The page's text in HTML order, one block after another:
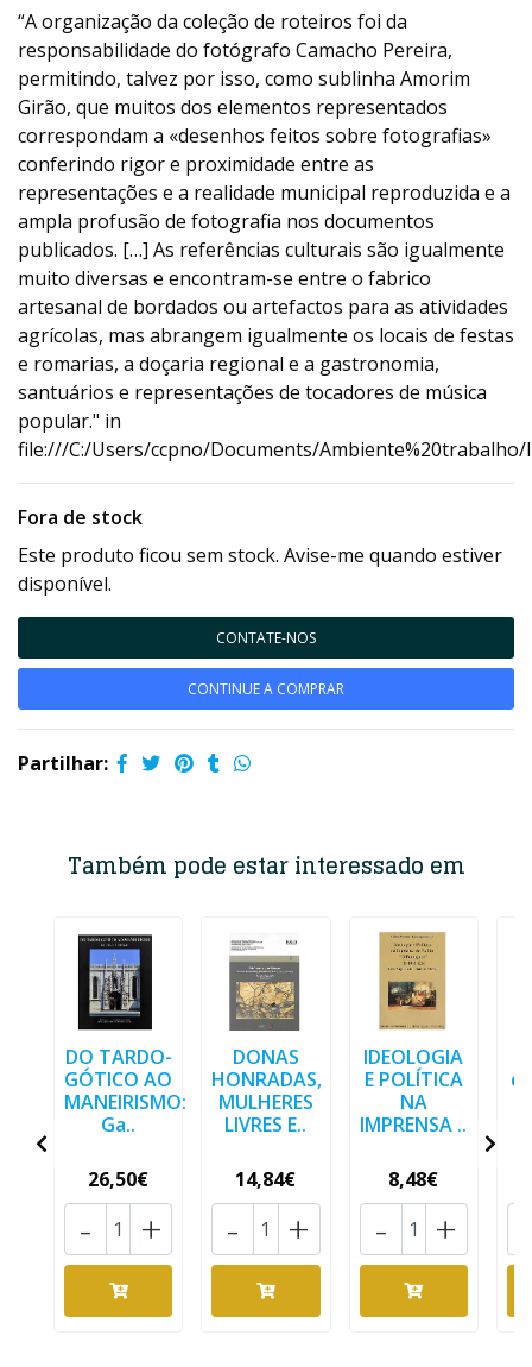
“A organização da coleção de roteiros foi da
responsabilidade do fotógrafo Camacho Pereira,
permitindo, talvez por isso, como sublinha Amorim
Girão, que muitos dos elementos representados
correspondam a «desenhos feitos sobre fotografias»
conferindo rigor e proximidade entre as
representações e a realidade municipal reproduzida e a
ampla profusão de fotografia nos documentos
publicados. […] As referências culturais são igualmente
muito diversas e encontram-se entre o fabrico
artesanal de bordados ou artefactos para as atividades
agrícolas, mas abrangem igualmente os locais de festas
e romarias, a doçaria regional e a gastronomia,
santuários e representações de tocadores de música
popular." in
file:///C:/Users/ccpno/Documents/Ambiente%20trabalho/
Fora de stock
Este produto ficou sem stock. Avise-me quando estiver
disponível.
CONTATE-NOS
CONTINUE A COMPRAR
Partilhar:
Também pode estar interessado em
DO TARDO-
GÓTICO AO
MANEIRISMO:
Ga..
26,50€
+
-
DONAS
HONRADAS,
MULHERES
LIVRES E..
14,84€
+
-
IDEOLOGIA
E POLÍTICA
NA
IMPRENSA ..
8,48€
+
-